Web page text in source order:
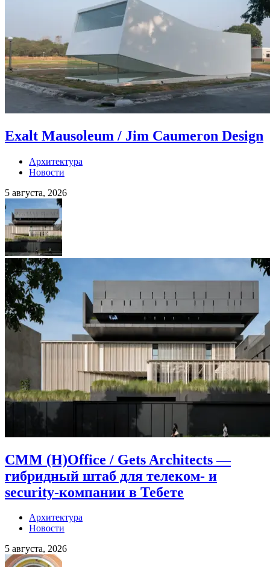
Exalt Mausoleum / Jim Caumeron Design
Архитектура
Новости
5 августа, 2026
CMM (H)Office / Gets Architects —
гибридный штаб для телеком- и
security-компании в Тебете
Архитектура
Новости
5 августа, 2026